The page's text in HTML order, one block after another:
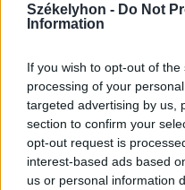
Székelyhon - Do Not
Information
If you wish to opt-out of
processing of your
targeted advertising by us,
section to confirm your
opt-out request is
interest-based ads based
us or personal information
Hasznos
Impresszum